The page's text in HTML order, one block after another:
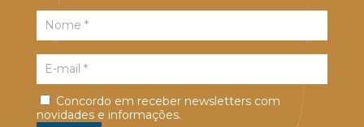
Concordo em receber newsletters com
novidades e informações.